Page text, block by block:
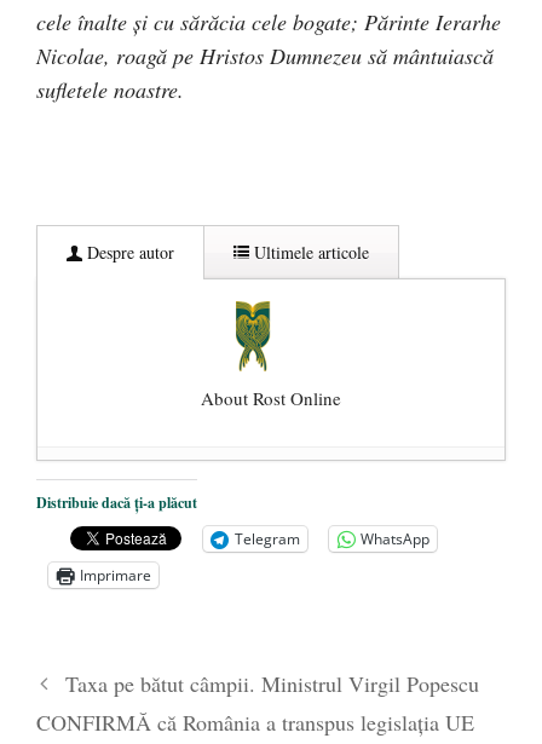
cele înalte şi cu sărăcia cele bogate; Părinte Ierarhe
Nicolae, roagă pe Hristos Dumnezeu să mântuiască
sufletele noastre.
Despre autor Ultimele articole
About Rost Online
Dezvăluiri cutremurătoare despre
președintele Ucrainei, Volodymyr
Zelensky
- 13 mai 2026
Statul care servește Națiunea
poetului Octavian Goga, înlăturat din Iași
- 16 aprilie 2026
Distribuie dacă ți-a plăcut
Telegram
WhatsApp
Imprimare
Taxa pe bătut câmpii. Ministrul Virgil Popescu
CONFIRMĂ că România a transpus legislația UE